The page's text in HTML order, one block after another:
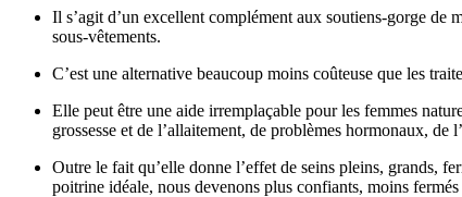
Il s’agit d’un excellent complément aux soutiens-gorge de
sous-vêtements.
C’est une alternative beaucoup moins coûteuse que les
Elle peut être une aide irremplaçable pour les femmes
grossesse et de l’allaitement, de problèmes hormonaux, de
Outre le fait qu’elle donne l’effet de seins pleins, grands,
poitrine idéale, nous devenons plus confiants, moins